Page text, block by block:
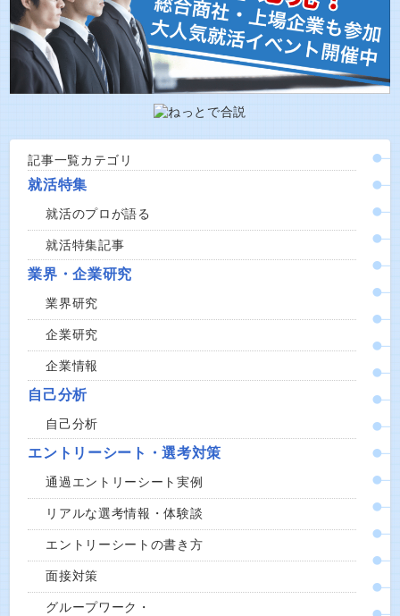
記事一覧カテゴリ
就活特集
就活のプロが語る
就活特集記事
業界・企業研究
業界研究
企業研究
企業情報
自己分析
自己分析
エントリーシート・選考対策
通過エントリーシート実例
リアルな選考情報・体験談
エントリーシートの書き方
面接対策
グループワーク・